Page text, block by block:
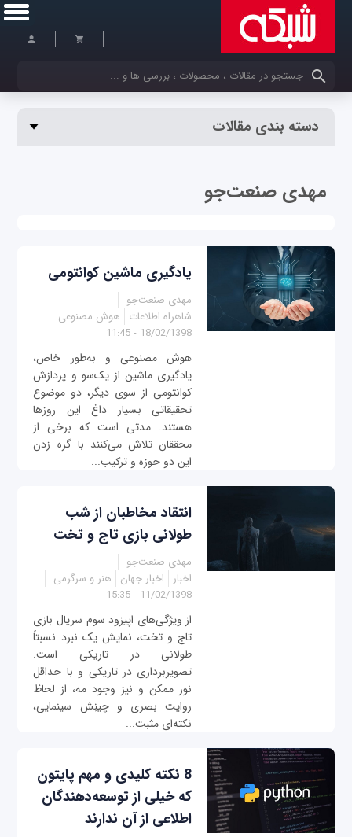
کلمات کلیدی خود را وارد کنید
دسته بندی مقالات
مهدی صنعت‌جو
یادگیری ماشین کوانتومی
مهدی صنعت‌جو
شاهراه اطلاعات
هوش مصنوعی
18/02/1398 - 11:45
هوش مصنوعی و به‌طور خاص،
یادگیری ماشین از یک‌سو و پردازش
کوانتومی از سوی دیگر، دو موضوع
تحقیقاتی بسیار داغ این روزها
هستند. مدتی است که برخی از
محققان تلاش می‌کنند با گره زدن
این دو حوزه و ترکیب...
انتقاد مخاطبان از شب
طولانی بازی تاج و تخت
مهدی صنعت‌جو
اخبار
اخبار جهان
هنر و سرگرمی
11/02/1398 - 15:35
از ویژگی‌های اپیزود سوم سریال بازی
تاج و تخت، نمایش یک نبرد نسبتاً
طولانی در تاریکی است.
تصویربرداری در تاریکی و با حداقل
نور ممکن و نیز وجود مه، از لحاظ
روایت بصری و چینِش سینمایی،
نکته‌ای مثبت...
8 نکته کلیدی و مهم پایتون
که خیلی از توسعه‌دهندگان
اطلاعی از آن ندارند